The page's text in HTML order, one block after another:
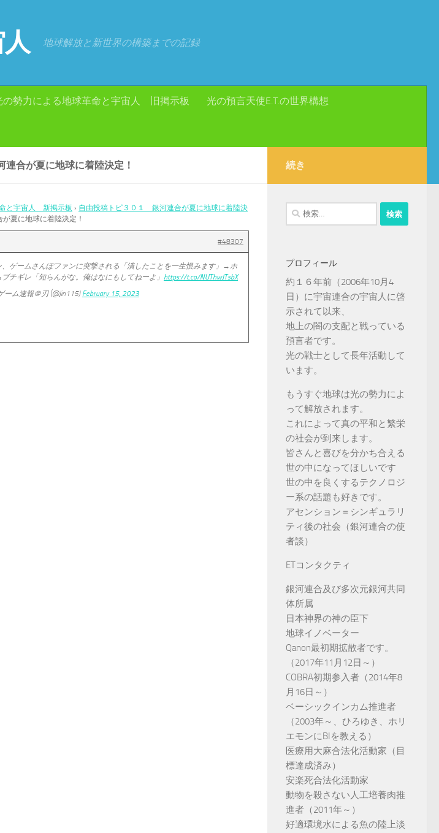
地球解放と新世界の構築までの記録
の勢力による地球革命と宇宙人 旧掲示板 光の預言天使E.T.の世界構想
合が夏に地球に着陸決定！
と宇宙人 新掲示板 › 自由投稿トピ３０１ 銀河連合が夏に地球に着陸決
夏に地球に着陸決定！
#48307
、ゲームさんぽファンに突撃される「潰したことを一生恨みます」→ホ
ブチギレ「知らんがな。俺はなにもしてねーよ」 https://t.co/NUThwJTsbX
ム速報＠刃 (@Jin115) February 15, 2023
続き
検
索:
プロフィール
約１６年前（2006年10月4
日）に宇宙連合の宇宙人に啓
示されて以来、
地上の闇の支配と戦っている
預言者です。
光の戦士として長年活動して
います。
もうすぐ地球は光の勢力によ
って解放されます。
これによって真の平和と繁栄
の社会が到来します。
皆さんと喜びを分かち合える
世の中になってほしいです
世の中を良くするテクノロジ
ー系の話題も好きです。
アセンション＝シンギュラリ
ティ後の社会（銀河連合の使
者談）
ETコンタクティ
銀河連合及び多次元銀河共同
体所属
日本神界の神の臣下
地球イノベーター
Qanon最初期拡散者です。
（2017年11月12日～）
COBRA初期参入者（2014年8
月16日～）
ベーシックインカム推進者
（2003年～、ひろゆき、ホリ
エモンにBIを教える）
医療用大麻合法化活動家（目
標達成済み）
安楽死合法化活動家
動物を殺さない人工培養肉推
進者（2011年～）
好適環境水による魚の陸上淡